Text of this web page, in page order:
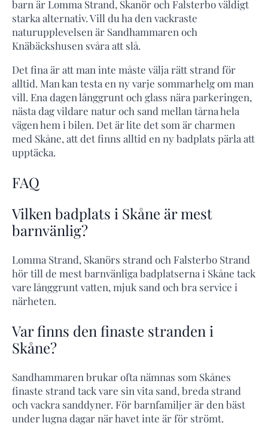
barn är Lomma Strand, Skanör och Falsterbo väldigt
starka alternativ. Vill du ha den vackraste
naturupplevelsen är Sandhammaren och
Knäbäckshusen svåra att slå.
Det fina är att man inte måste välja rätt strand för
alltid. Man kan testa en ny varje sommarhelg om man
vill. Ena dagen långgrunt och glass nära parkeringen,
nästa dag vildare natur och sand mellan tårna hela
vägen hem i bilen. Det är lite det som är charmen
med Skåne, att det finns alltid en ny badplats pärla att
upptäcka.
FAQ
Vilken badplats i Skåne är mest
barnvänlig?
Lomma Strand, Skanörs strand och Falsterbo Strand
hör till de mest barnvänliga badplatserna i Skåne tack
vare långgrunt vatten, mjuk sand och bra service i
närheten.
Var finns den finaste stranden i
Skåne?
Sandhammaren brukar ofta nämnas som Skånes
finaste strand tack vare sin vita sand, breda strand
och vackra sanddyner. För barnfamiljer är den bäst
under lugna dagar när havet inte är för strömt.